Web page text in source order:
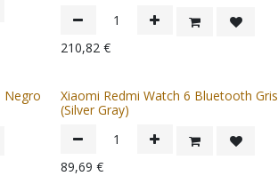
210,82€
Negro
Xiaomi Redmi Watch 6 Bluetooth Gris
(Silver Gray)
89,69 €